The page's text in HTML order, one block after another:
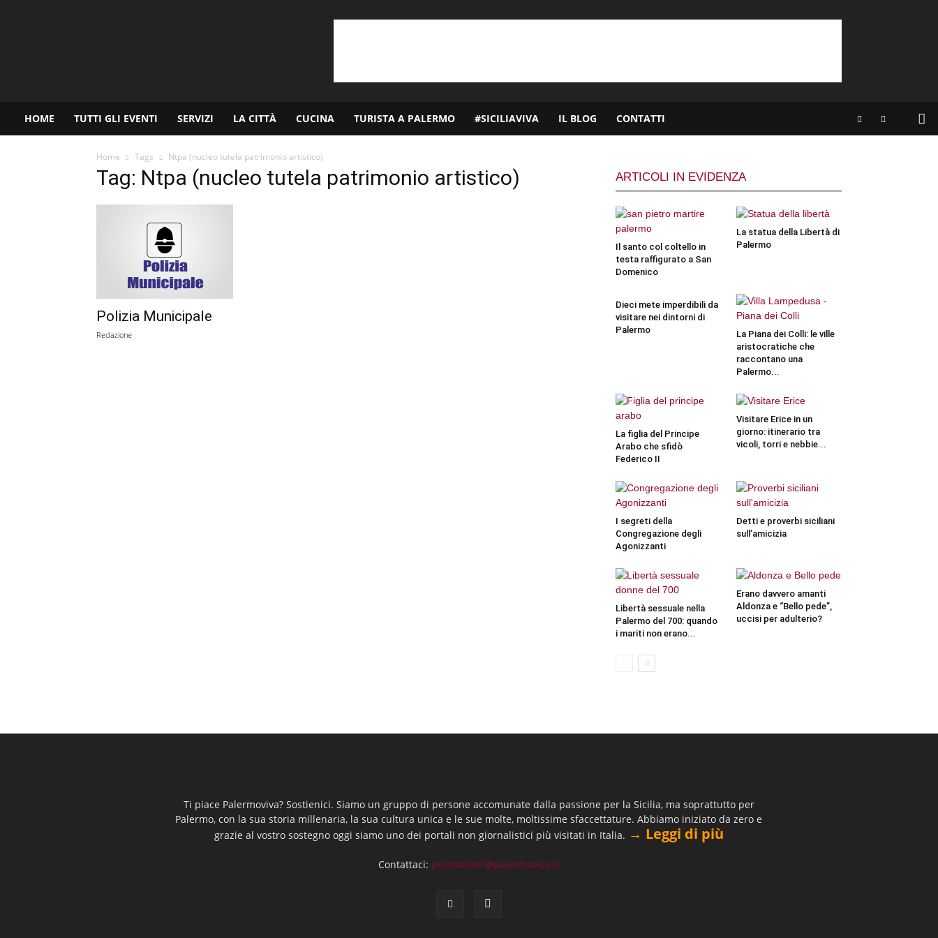
HOME TUTTI GLI EVENTI SERVIZI LA CITTÀ CUCINA TURISTA A PALERMO #SICILIAVIVA IL BLOG CONTATTI
Home Tags Ntpa (nucleo tutela patrimonio artistico)
Tag: Ntpa (nucleo tutela patrimonio artistico)
Polizia Municipale
Redazione
ARTICOLI IN EVIDENZA
Il santo col coltello in
testa raffigurato a San
Domenico
La statua della Libertà di
Palermo
Dieci mete imperdibili da
visitare nei dintorni di
Palermo
La Piana dei Colli: le ville
aristocratiche che
raccontano una
Palermo...
La figlia del Principe
Arabo che sfidò
Federico II
Visitare Erice in un
giorno: itinerario tra
vicoli, torri e nebbie...
I segreti della
Congregazione degli
Agonizzanti
Detti e proverbi siciliani
sull’amicizia
Libertà sessuale nella
Palermo del 700: quando
i mariti non erano...
Erano davvero amanti
Aldonza e “Bello pede”,
uccisi per adulterio?
Ti piace Palermoviva? Sostienici. Siamo un gruppo di persone accomunate dalla passione per la Sicilia, ma soprattutto per
Palermo, con la sua storia millenaria, la sua cultura unica e le sue molte, moltissime sfaccettature. Abbiamo iniziato da zero e
grazie al vostro sostegno oggi siamo uno dei portali non giornalistici più visitati in Italia. → Leggi di più
Contattaci: postmaster@palermoviva.it